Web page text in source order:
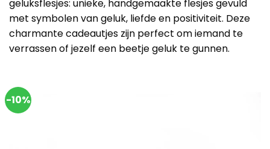
geluksflesjes: unieke, handgemaakte flesjes gevuld
met symbolen van geluk, liefde en positiviteit. Deze
charmante cadeautjes zijn perfect om iemand te
verrassen of jezelf een beetje geluk te gunnen.
-10%